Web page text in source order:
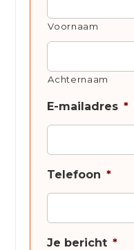
Voornaam
Achternaam
E-mailadres *
Telefoon *
Je bericht *